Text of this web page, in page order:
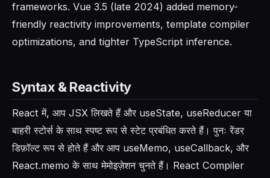
frameworks. Vue 3.5 (late 2024) added memory-
friendly reactivity improvements, template compiler
optimizations, and tighter TypeScript inference.
Syntax & Reactivity
React में, आप JSX लिखते हैं और useState, useReducer या
बाहरी स्टोर्स के साथ स्पष्ट रूप से स्टेट प्रबंधित करते हैं। पुनः रेंडर
डिफ़ॉल्ट रूप से होते हैं और आप useMemo, useCallback, और
React.memo के साथ मेमोइज़ेशन चुनते हैं। React Compiler